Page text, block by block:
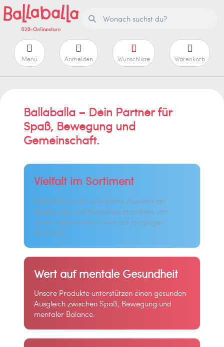
Menü Anmelden Wunschliste Warenkorb
Ballaballa – Dein Partner für
Spaß, Bewegung und
Gemeinschaft.
Wert auf mentale Gesundheit
Unsere Produkte unterstützen einen gesunden
Ausgleich zwischen Spaß, Bewegung und
mentaler Balance.
Vielfalt im Sortiment
Ballaballa bietet eine bunte Auswahl an
Spielwaren und Freizeitsportartikeln, mit
einem besonderen Fokus auf Jonglage-
Produkte.